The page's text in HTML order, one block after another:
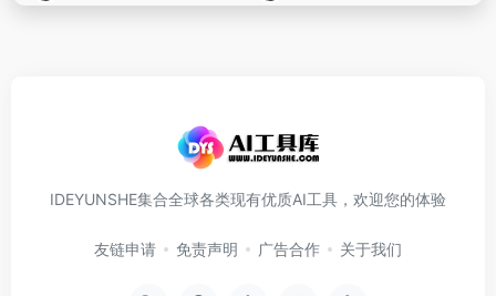
IDEYUNSHE集合全球各类现有优质AI工具，欢迎您的体验
友链申请 免责声明 广告合作 关于我们